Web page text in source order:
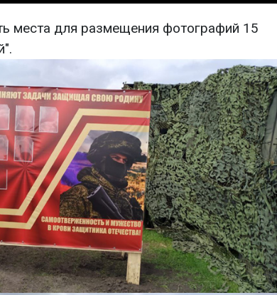
места для размещения фотографий 15